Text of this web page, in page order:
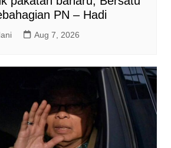
PN – Hadi
Aug 7, 2026